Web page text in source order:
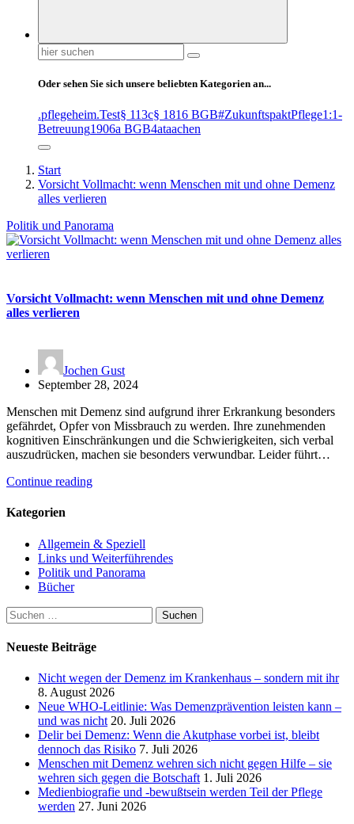
Suchen
nach:
Oder sehen Sie sich unsere beliebten Kategorien an...
.pflegeheim.Test§ 113c§ 1816 BGB#ZukunftspaktPflege1:1-
Betreuung1906a BGB4ataachen
Start
Vorsicht Vollmacht: wenn Menschen mit und ohne Demenz
alles verlieren
Politik und Panorama
Vorsicht Vollmacht: wenn Menschen mit und ohne Demenz
alles verlieren
Jochen Gust
September 28, 2024
Menschen mit Demenz sind aufgrund ihrer Erkrankung besonders
gefährdet, Opfer von Missbrauch zu werden. Ihre zunehmenden
kognitiven Einschränkungen und die Schwierigkeiten, sich verbal
auszudrücken, machen sie besonders verwundbar. Leider führt…
Continue reading
Kategorien
Allgemein & Speziell
Links und Weiterführendes
Politik und Panorama
Bücher
Suchen
nach:
Neueste Beiträge
Nicht wegen der Demenz im Krankenhaus – sondern mit ihr
8. August 2026
Neue WHO-Leitlinie: Was Demenzprävention leisten kann –
und was nicht 20. Juli 2026
Delir bei Demenz: Wenn die Akutphase vorbei ist, bleibt
dennoch das Risiko 7. Juli 2026
Menschen mit Demenz wehren sich nicht gegen Hilfe – sie
wehren sich gegen die Botschaft 1. Juli 2026
Medienbiografie und -bewußtsein werden Teil der Pflege
werden 27. Juni 2026